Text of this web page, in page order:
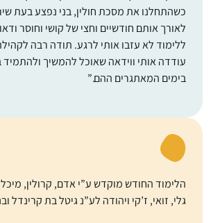
כשהתחלנו את מסכת חולין, בני נפצע בעת
לאורך אותם חודשיים וחצי של קושי וחוסר
ללימוד לא עזבו אותי לרגע. תודה רבה
עודדה אותי ווידאה שאוכל להמשיך
בימים המאתגרים ההם.”
הלימוד החודש מוקדש ע”י אדם, קרולין, מיכל,
גלי, זואי, ז’קי ויהודה לע”נ גיטל בת קרינדל